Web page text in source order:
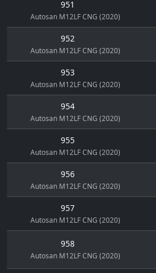
951
Autosan M12LF CNG (2020)
952
Autosan M12LF CNG (2020)
953
Autosan M12LF CNG (2020)
954
Autosan M12LF CNG (2020)
955
Autosan M12LF CNG (2020)
956
Autosan M12LF CNG (2020)
957
Autosan M12LF CNG (2020)
958
Autosan M12LF CNG (2020)